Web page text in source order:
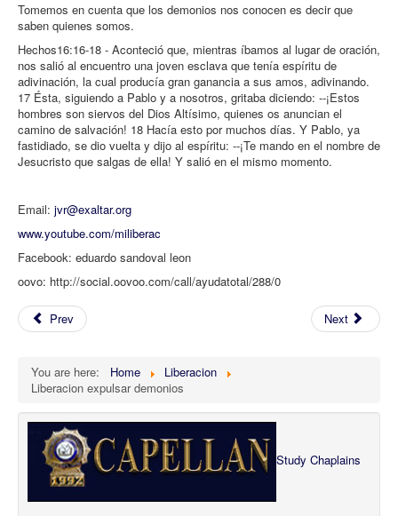
Tomemos en cuenta que los demonios nos conocen es decir que
saben quienes somos.
Hechos16:16-18 - Aconteció que, mientras íbamos al lugar de oración,
nos salió al encuentro una joven esclava que tenía espíritu de
adivinación, la cual producía gran ganancia a sus amos, adivinando.
17 Ésta, siguiendo a Pablo y a nosotros, gritaba diciendo: --¡Estos
hombres son siervos del Dios Altísimo, quienes os anuncian el
camino de salvación! 18 Hacía esto por muchos días. Y Pablo, ya
fastidiado, se dio vuelta y dijo al espíritu: --¡Te mando en el nombre de
Jesucristo que salgas de ella! Y salió en el mismo momento.
Email: jvr@exaltar.org
www.youtube.com/miliberac
Facebook: eduardo sandoval leon
oovo: http://social.oovoo.com/call/ayudatotal/288/0
Prev Next
You are here: Home
Liberacion
Liberacion expulsar demonios
Study Chaplains